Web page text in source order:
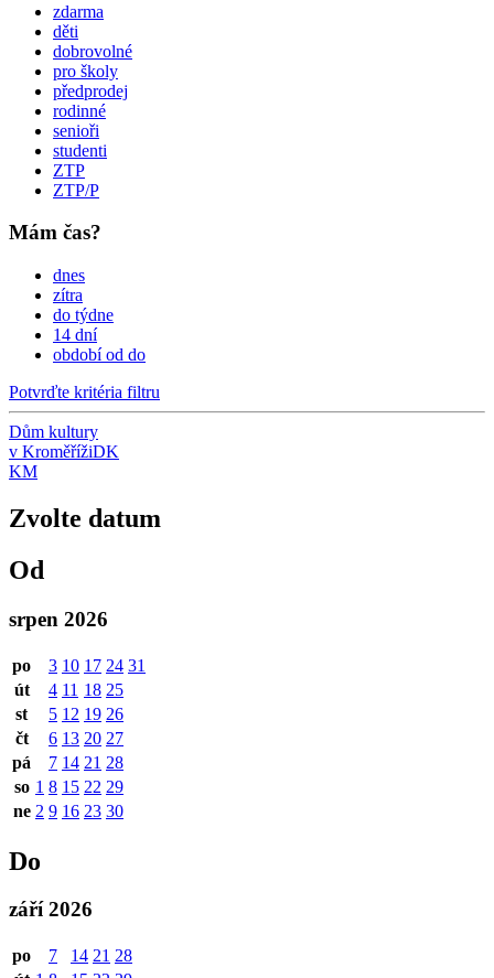
zdarma
děti
dobrovolné
pro školy
předprodej
rodinné
senioři
studenti
ZTP
ZTP/P
Mám čas?
dnes
zítra
do týdne
14 dní
období od do
Potvrďte kritéria filtru
Dům kultury
v KroměřížiDK
KM
Zvolte datum
Od
srpen 2026
po 3 10 17 24 31
út
4 11 18 25
st
5 12 19 26
čt
6 13 20 27
pá
7 14 21 28
so 1 8 15 22 29
ne 2 9 16 23 30
Do
září 2026
po 7 14 21 28